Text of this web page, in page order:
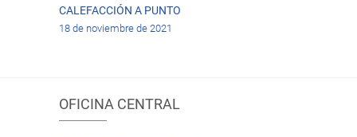
CALEFACCIÓN A PUNTO
18 de noviembre de 2021
OFICINA CENTRAL